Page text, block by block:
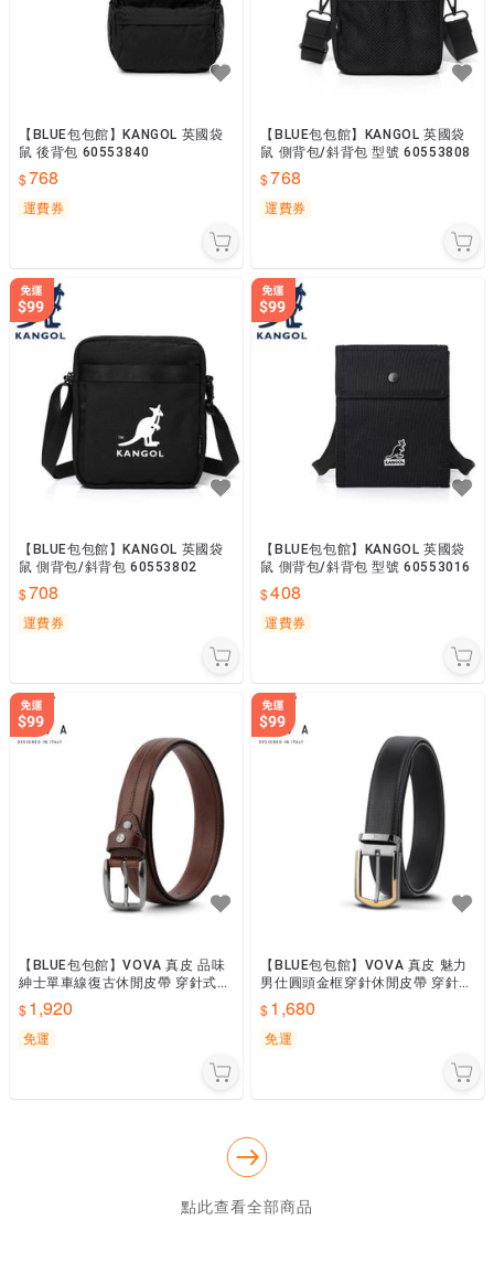
【BLUE包包館】KANGOL 英國袋
鼠 後背包 60553840
768
運費券
【BLUE包包館】KANGOL 英國袋
鼠 側背包/斜背包 型號 60553808
768
運費券
【BLUE包包館】KANGOL 英國袋
鼠 側背包/斜背包 60553802
708
運費券
【BLUE包包館】KANGOL 英國袋
鼠 側背包/斜背包 型號 60553016
408
運費券
【BLUE包包館】VOVA 真皮 品味
紳士單車線復古休閒皮帶 穿針式皮
帶/穿孔式皮帶 VA007-002
1,920
免運
【BLUE包包館】VOVA 真皮 魅力
男仕圓頭金框穿針休閒皮帶 穿針式
皮帶/穿孔式皮帶 VA009-006-GD
1,680
免運
點此查看全部商品